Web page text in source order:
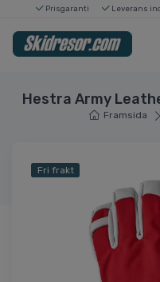
Prisgaranti Leverans
Hestra Army
Framsida
Fri frakt